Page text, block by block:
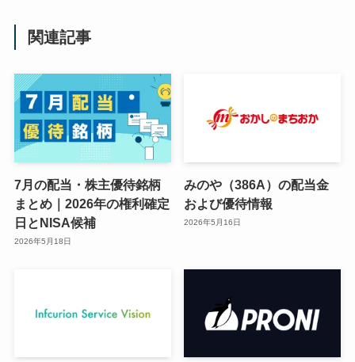
関連記事
7月の配当・株主優待銘柄
まとめ｜2026年の権利確定
日とNISA候補
2026年5月18日
みのや（386A）の配当金
および優待情報
2026年5月16日